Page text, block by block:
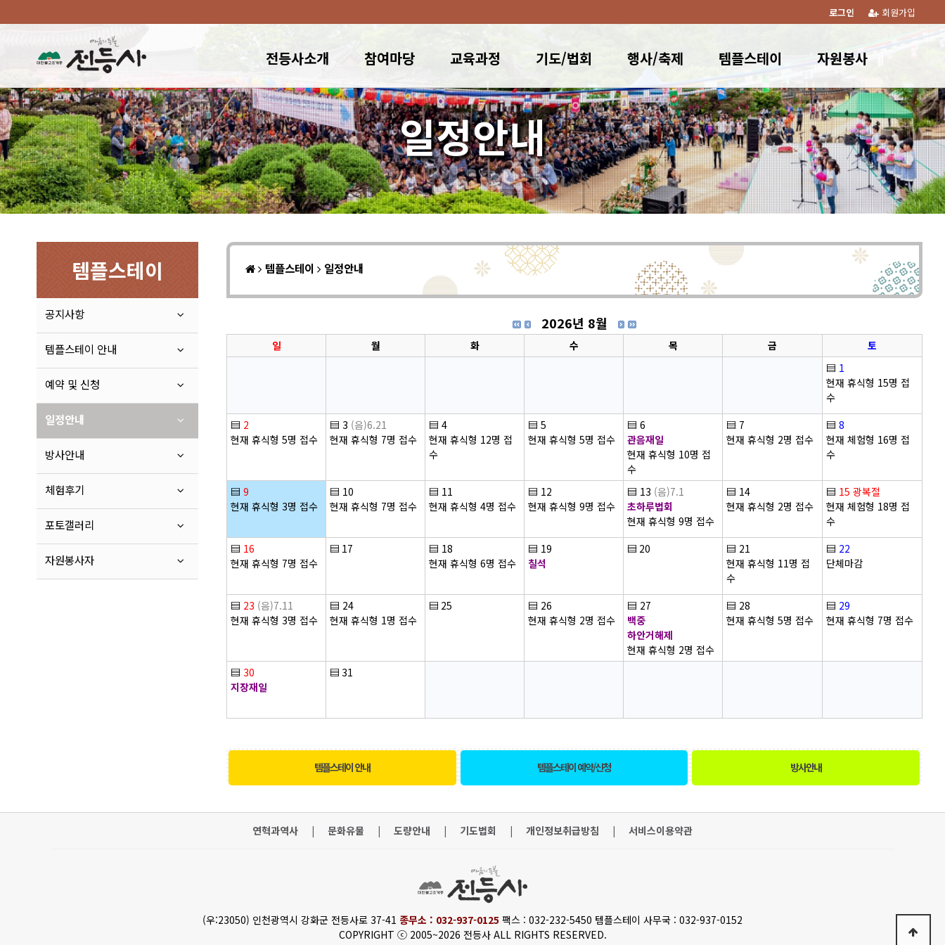
회원가입
로그인
전등사소개 참여마당 교육과정 기도/법회 행사/축제 템플스테이 자원봉사
일정안내
템플스테이
공지사항
템플스테이 안내
예약 및 신청
일정안내
방사안내
체험후기
포토갤러리
자원봉사자
템플스테이 일정안내
2026년 8월
일 월 화 수 목 금
토
▤ 1
현재 휴식형 15명 접
수
▤ 2
현재 휴식형 5명 접수
▤ 3 (음)6.21
현재 휴식형 7명 접수
▤ 4
현재 휴식형 12명 접
수
▤ 5
현재 휴식형 5명 접수
▤ 6
관음재일
현재 휴식형 10명 접
수
▤ 7
현재 휴식형 2명 접수
▤ 8
현재 체험형 16명 접
수
▤ 9
현재 휴식형 3명 접수
▤ 10
현재 휴식형 7명 접수
▤ 11
현재 휴식형 4명 접수
▤ 12
현재 휴식형 9명 접수
▤ 13 (음)7.1
초하루법회
현재 휴식형 9명 접수
▤ 14
현재 휴식형 2명 접수
▤ 15 광복절
현재 체험형 18명 접
수
▤ 16
현재 휴식형 7명 접수
▤ 17 ▤ 18
현재 휴식형 6명 접수
▤ 19
칠석
▤ 20 ▤ 21
현재 휴식형 11명 접
수
▤ 22
단체마감
▤ 23 (음)7.11
현재 휴식형 3명 접수
▤ 24
현재 휴식형 1명 접수
▤ 25 ▤ 26
현재 휴식형 2명 접수
▤ 27
백중
하안거해제
현재 휴식형 2명 접수
▤ 28
현재 휴식형 5명 접수
▤ 29
현재 휴식형 7명 접수
▤ 30
지장재일
▤ 31
템플스테이 안내 템플스테이 예약/신청 방사안내
연혁과역사 | 문화유물 | 도량안내 | 기도법회 | 개인정보취급방침 | 서비스이용약관
(우:23050) 인천광역시 강화군 전등사로 37-41 종무소 : 032-937-0125 팩스 : 032-232-5450 템플스테이 사무국 : 032-937-0152
COPYRIGHT ⓒ 2005~2026 전등사 ALL RIGHTS RESERVED.